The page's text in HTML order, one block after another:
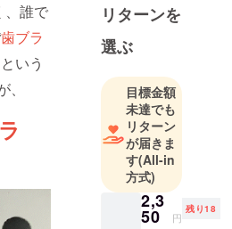
、誰で
歯ブラ
いう
リターンを
選ぶ
目標金額
未達でも
リターン
が届きま
す(All-in
方式)
2,3
50 円
残り18